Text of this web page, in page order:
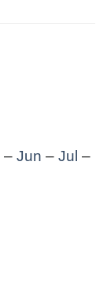
– Jun – Jul –